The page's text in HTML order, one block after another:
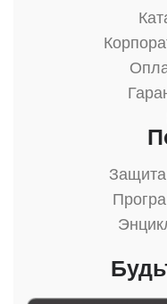
Защита